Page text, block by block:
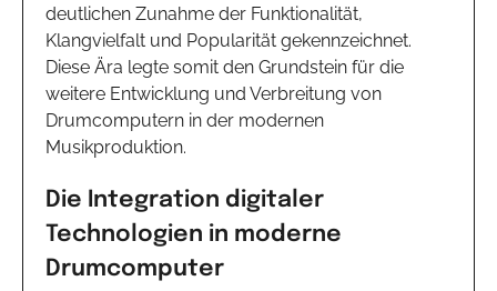
deutlichen Zunahme der Funktionalität,
Klangvielfalt und Popularität gekennzeichnet.
Diese Ära legte somit den Grundstein für die
weitere Entwicklung und Verbreitung von
Drumcomputern in der modernen
Musikproduktion.
Die Integration digitaler
Technologien in moderne
Drumcomputer